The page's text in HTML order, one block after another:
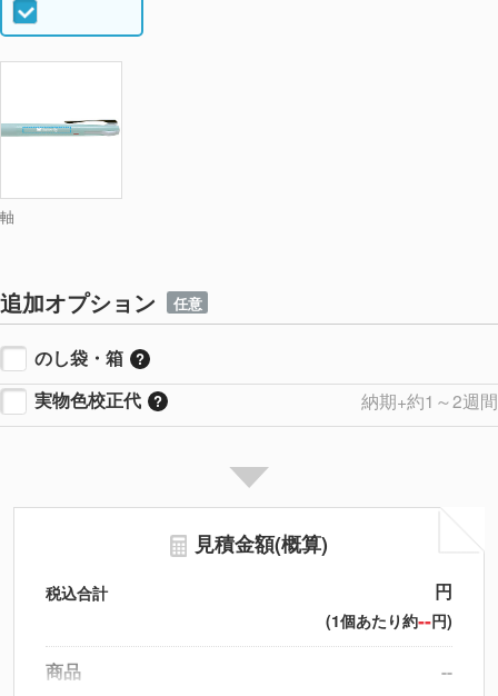
軸
追加オプション 任意
のし袋・箱
実物色校正代
納期+約1～2週間
見積金額(概算)
税込合計 円
(1個あたり約--円)
商品
--